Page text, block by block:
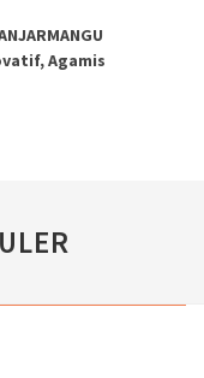
Agamis